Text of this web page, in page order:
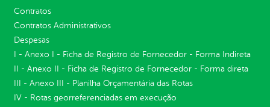
Contratos
Contratos Administrativos
Despesas
I - Anexo I - Ficha de Registro de Fornecedor - Forma Indireta
II - Anexo II - Ficha de Registro de Fornecedor - Forma direta
III - Anexo III - Planilha Orçamentária das Rotas
IV - Rotas georreferenciadas em execução